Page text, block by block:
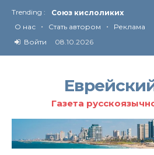
Trending :
Союз кислоликих
Соглашение США с
Технология Революции
О нас • Стать автором • Реклама
Войти
08.10.2026
Газета